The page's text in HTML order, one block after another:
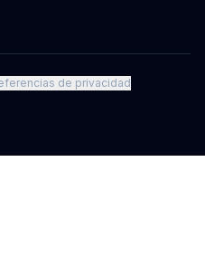
de privacidad